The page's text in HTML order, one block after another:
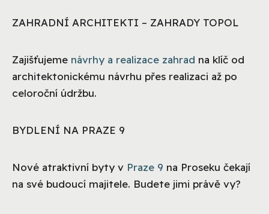
ZAHRADNÍ ARCHITEKTI – ZAHRADY TOPOL
Zajišťujeme návrhy a realizace zahrad na klíč od
architektonickému návrhu přes realizaci až po
celoroční údržbu.
BYDLENÍ NA PRAZE 9
Nové atraktivní byty v Praze 9 na Proseku čekají
na své budoucí majitele. Budete jimi právě vy?